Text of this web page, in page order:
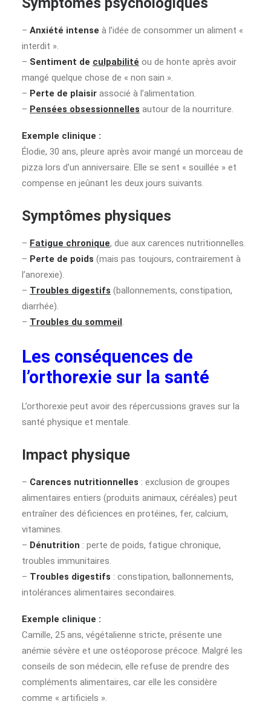
– Anxiété intense à l’idée de consommer un aliment «
interdit ».
– Sentiment de culpabilité ou de honte après avoir
mangé quelque chose de « non sain ».
– Perte de plaisir associé à l’alimentation.
– Pensées obsessionnelles autour de la nourriture.
Exemple clinique :
Élodie, 30 ans, pleure après avoir mangé un morceau de
pizza lors d’un anniversaire. Elle se sent « souillée » et
compense en jeûnant les deux jours suivants.
Symptômes physiques
– Fatigue chronique, due aux carences nutritionnelles.
– Perte de poids (mais pas toujours, contrairement à
l’anorexie).
– Troubles digestifs (ballonnements, constipation,
diarrhée).
– Troubles du sommeil.
Les conséquences de
l’orthorexie sur la santé
L’orthorexie peut avoir des répercussions graves sur la
santé physique et mentale.
Impact physique
– Carences nutritionnelles : exclusion de groupes
alimentaires entiers (produits animaux, céréales) peut
entraîner des déficiences en protéines, fer, calcium,
vitamines.
– Dénutrition : perte de poids, fatigue chronique,
troubles immunitaires.
– Troubles digestifs : constipation, ballonnements,
intolérances alimentaires secondaires.
Exemple clinique :
Camille, 25 ans, végétalienne stricte, présente une
anémie sévère et une ostéoporose précoce. Malgré les
conseils de son médecin, elle refuse de prendre des
compléments alimentaires, car elle les considère
comme « artificiels ».